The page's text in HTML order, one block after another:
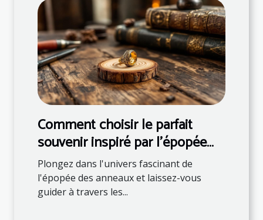
Comment choisir le parfait
souvenir inspiré par l'épopée
des anneaux ?
Plongez dans l'univers fascinant de
l'épopée des anneaux et laissez-vous
guider à travers les...